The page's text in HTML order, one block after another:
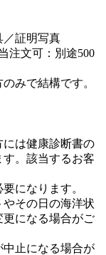
／証明写真
注文可：別途500
みで結構です。
は健康診断書の
。該当するお客
になります。
その日の海洋状
になる場合がご
止になる場合が